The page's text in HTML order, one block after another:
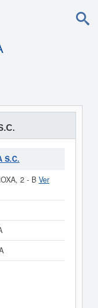
S.C.
2 - B Ver